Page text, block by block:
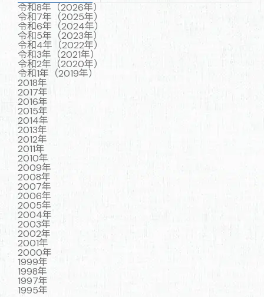
令和8年（2026年）
令和7年（2025年）
令和6年（2024年）
令和5年（2023年）
令和4年（2022年）
令和3年（2021年）
令和2年（2020年）
令和1年（2019年）
2018年
2017年
2016年
2015年
2014年
2013年
2012年
2011年
2010年
2009年
2008年
2007年
2006年
2005年
2004年
2003年
2002年
2001年
2000年
1999年
1998年
1997年
1995年